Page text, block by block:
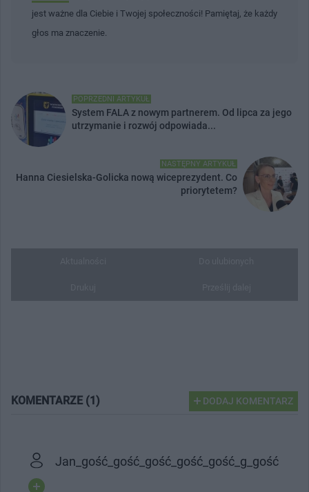
jest ważne dla Ciebie i Twojej społeczności! Pamiętaj, że każdy
głos ma znaczenie.
POPRZEDNI ARTYKUŁ
System FALA z nowym partnerem. Od lipca za jego
utrzymanie i rozwój odpowiada...
NASTĘPNY ARTYKUŁ
Hanna Ciesielska-Golicka nową wiceprezydent. Co
priorytetem?
KOMENTARZE (1) DODAJ KOMENTARZ
Jan_gość_gość_gość_gość_gość_g_gość